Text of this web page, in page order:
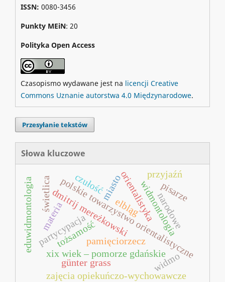
ISSN: 0080-3456
Punkty MEiN: 20
Polityka Open Access
Czasopismo wydawane jest na licencji Creative
Commons Uznanie autorstwa 4.0 Międzynarodowe.
Przesyłanie tekstów
Słowa kluczowe
dmitrij mereżkowski
tożsamość
polskie towarzystwo orientalistyczne
orientalistyka
xix wiek – pomorze gdańskie
partycypacja
miasto
materia
eduwidmontologia widmontologia
widmo
zajęcia opiekuńczo‑wychowawcze
pamięciorzecz
günter grass
narodowe
pisarze
elbląg
czułość
świetlica
przyjaźń